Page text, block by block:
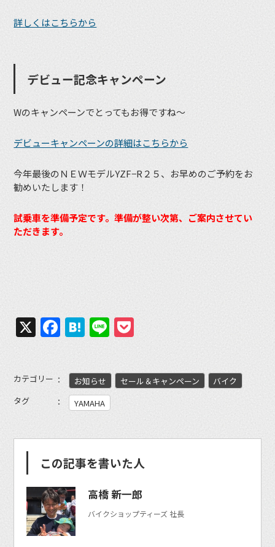
詳しくはこちらから
デビュー記念キャンペーン
Wのキャンペーンでとってもお得ですね〜
デビューキャンペーンの詳細はこちらから
今年最後のＮＥＷモデルYZF−R２５、お早めのご予約をお
勧めいたします！
試乗車を準備予定です。準備が整い次第、ご案内させてい
ただきます。
X Facebook
Hatena
Line
カテゴリー お知らせ セール＆キャンペーン
バイク
タグ
YAMAHA
この記事を書いた人
高橋 新一郎
バイクショップティーズ 社長